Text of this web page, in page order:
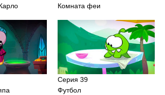
Комната феи
Серия 39
Футбол